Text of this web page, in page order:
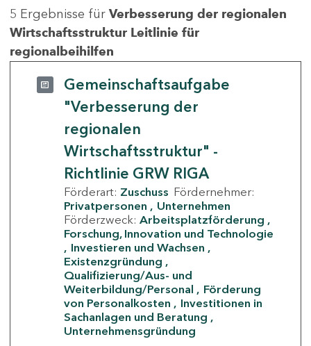
5 Ergebnisse für Verbesserung der regionalen
Wirtschaftsstruktur Leitlinie für
regionalbeihilfen
Gemeinschaftsaufgabe
"Verbesserung der
regionalen
Wirtschaftsstruktur" -
Richtlinie GRW RIGA
Förderart: Zuschuss Fördernehmer:
Privatpersonen
Unternehmen
Förderzweck: Arbeitsplatzförderung
Forschung, Innovation und Technologie
Investieren und Wachsen
Existenzgründung
Qualifizierung/Aus- und
Weiterbildung/Personal
Förderung
von Personalkosten
Investitionen in
Sachanlagen und Beratung
Unternehmensgründung